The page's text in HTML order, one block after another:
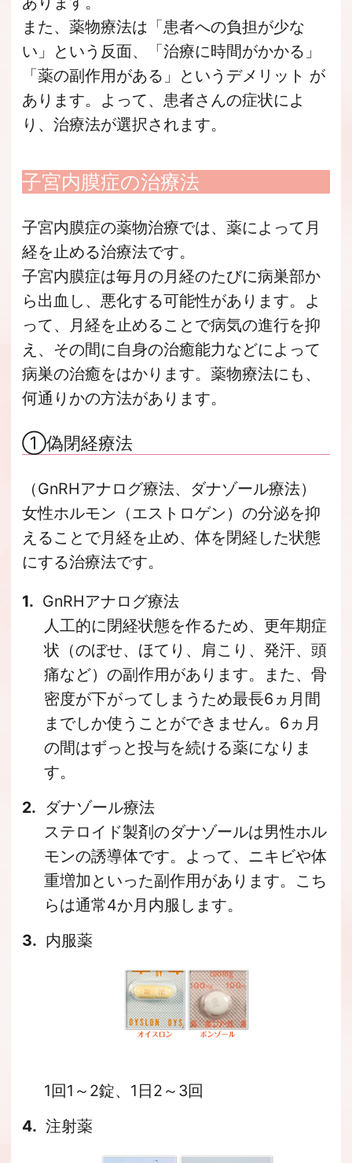
また、薬物療法は「患者への負担が少な
い」という反面、「治療に時間がかかる」
「薬の副作用がある」というデメリット が
あります。よって、患者さんの症状によ
り、治療法が選択されます。
子宮内膜症の治療法
子宮内膜症の薬物治療では、薬によって月
経を止める治療法です。
子宮内膜症は毎月の月経のたびに病巣部か
ら出血し、悪化する可能性があります。よ
って、月経を止めることで病気の進行を抑
え、その間に自身の治癒能力などによって
病巣の治癒をはかります。薬物療法にも、
何通りかの方法があります。
①偽閉経療法
（GnRHアナログ療法、ダナゾール療法）
女性ホルモン（エストロゲン）の分泌を抑
えることで月経を止め、体を閉経した状態
にする治療法です。
GnRHアナログ療法
人工的に閉経状態を作るため、更年期症
状（のぼせ、ほてり、肩こり、発汗、頭
痛など）の副作用があります。また、骨
密度が下がってしまうため最長6ヵ月間
までしか使うことができません。6ヵ月
の間はずっと投与を続ける薬になりま
す。
ダナゾール療法
ステロイド製剤のダナゾールは男性ホル
モンの誘導体です。よって、ニキビや体
重増加といった副作用があります。こち
らは通常4か月内服します。
内服薬
1回1～2錠、1日2～3回
注射薬